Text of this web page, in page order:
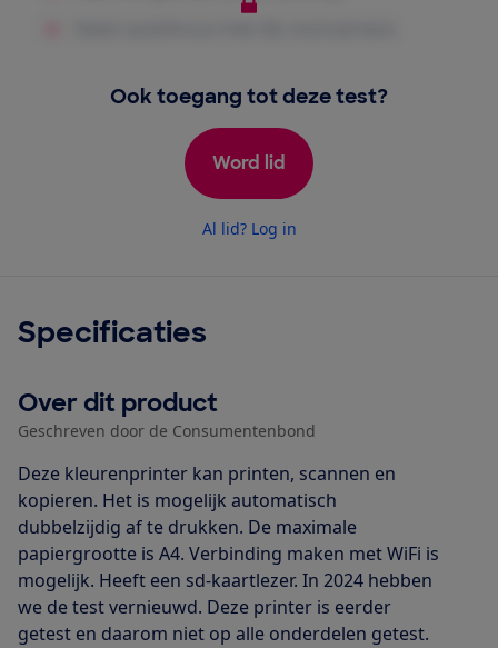
Ook toegang tot deze test?
Word lid
Al lid? Log in
Specificaties
Over dit product
Geschreven door de Consumentenbond
Deze kleurenprinter kan printen, scannen en
kopieren. Het is mogelijk automatisch
dubbelzijdig af te drukken. De maximale
papiergrootte is A4. Verbinding maken met WiFi is
mogelijk. Heeft een sd-kaartlezer. In 2024 hebben
we de test vernieuwd. Deze printer is eerder
getest en daarom niet op alle onderdelen getest.